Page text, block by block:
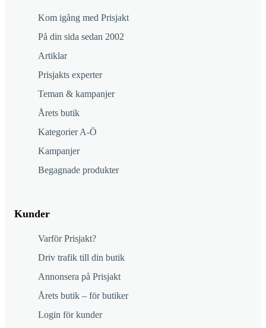
Kom igång med Prisjakt
På din sida sedan 2002
Artiklar
Prisjakts experter
Teman & kampanjer
Årets butik
Kategorier A-Ö
Kampanjer
Begagnade produkter
Kunder
Varför Prisjakt?
Driv trafik till din butik
Annonsera på Prisjakt
Årets butik – för butiker
Login för kunder